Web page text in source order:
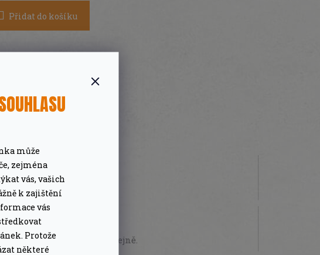
může
zejména
vás, vašich
k zajištění
vás
Protože
některé
Přidat do košíku
ZDARMA
nad 2 000 Kč
PORADENSTVÍ
online i osobně na prodejně.